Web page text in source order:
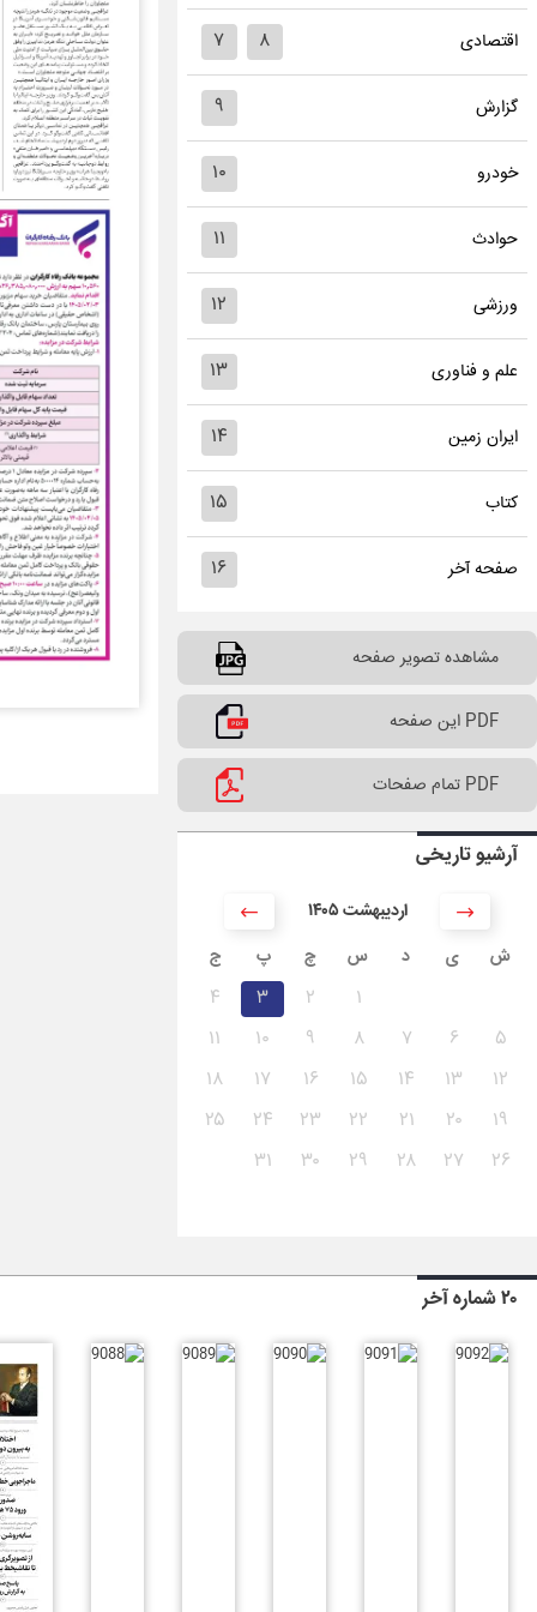
اقتصادی ۷ ۸
گزارش ۹
خودرو ۱۰
حوادث ۱۱
ورزشی ۱۲
علم و فناوری ۱۳
ایران زمین ۱۴
کتاب ۱۵
صفحه آخر ۱۶
مشاهده تصویر صفحه
PDF این صفحه
PDF تمام صفحات
آرشیو تاریخی
۱۴۰۵ اردیبهشت
ش
ی د س چ پ ج
۱ ۲ ۳
۴
۵
۶ ۷ ۸ ۹ ۱۰
۱۱
۱۲
۱۳ ۱۴ ۱۵ ۱۶ ۱۷
۱۸
۱۹
۲۰ ۲۱ ۲۲ ۲۳ ۲۴
۲۵
۲۶
۲۷ ۲۸ ۲۹ ۳۰ ۳۱
۲۰ شماره آخر